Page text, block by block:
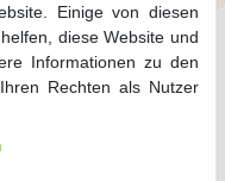
Ihren Garten in
Einige von diesen
diese Website und
Informationen zu den
Rechten als Nutzer